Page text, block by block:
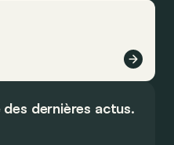
dernières actus.